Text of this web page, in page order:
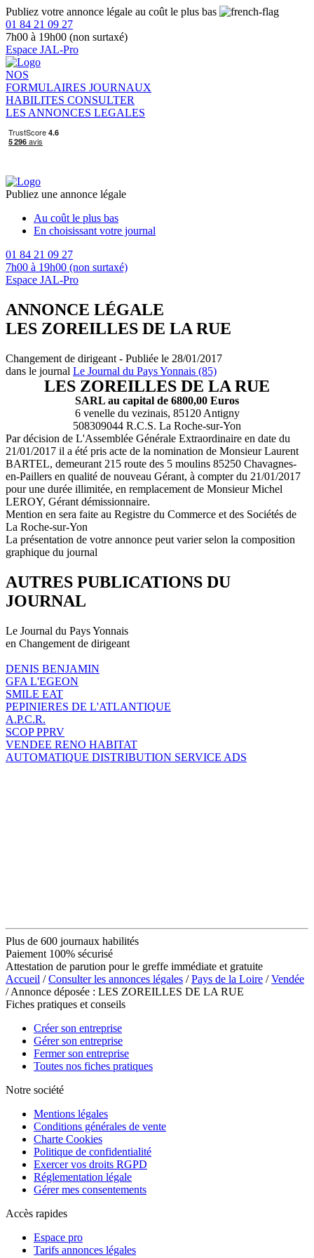
Publiez votre annonce légale au coût le plus bas
01 84 21 09 27
7h00 à 19h00 (non surtaxé)
Espace JAL-Pro
NOS
FORMULAIRES JOURNAUX
HABILITES CONSULTER
LES ANNONCES LEGALES
Publiez une annonce légale
Au coût le plus bas
En choisissant votre journal
01 84 21 09 27
7h00 à 19h00 (non surtaxé)
Espace JAL-Pro
ANNONCE LÉGALE
LES ZOREILLES DE LA RUE
Changement de dirigeant - Publiée le 28/01/2017
dans le journal Le Journal du Pays Yonnais (85)
LES ZOREILLES DE LA RUE
SARL au capital de 6800,00 Euros
6 venelle du vezinais, 85120 Antigny
508309044 R.C.S. La Roche-sur-Yon
Par décision de L'Assemblée Générale Extraordinaire en date du
21/01/2017 il a été pris acte de la nomination de Monsieur Laurent
BARTEL, demeurant 215 route des 5 moulins 85250 Chavagnes-
en-Paillers en qualité de nouveau Gérant, à compter du 21/01/2017
pour une durée illimitée, en remplacement de Monsieur Michel
LEROY, Gérant démissionnaire.
Mention en sera faite au Registre du Commerce et des Sociétés de
La Roche-sur-Yon
La présentation de votre annonce peut varier selon la composition
graphique du journal
AUTRES PUBLICATIONS DU
JOURNAL
Le Journal du Pays Yonnais
en Changement de dirigeant
DENIS BENJAMIN
GFA L'EGEON
SMILE EAT
PEPINIERES DE L'ATLANTIQUE
A.P.C.R.
SCOP PPRV
VENDEE RENO HABITAT
AUTOMATIQUE DISTRIBUTION SERVICE ADS
Plus de 600 journaux habilités
Paiement 100% sécurisé
Attestation de parution pour le greffe immédiate et gratuite
Accueil /Consulter les annonces légales /Pays de la Loire /Vendée
/ Annonce déposée : LES ZOREILLES DE LA RUE
Fiches pratiques et conseils
Créer son entreprise
Gérer son entreprise
Fermer son entreprise
Toutes nos fiches pratiques
Notre société
Mentions légales
Conditions générales de vente
Charte Cookies
Politique de confidentialité
Exercer vos droits RGPD
Réglementation légale
Gérer mes consentements
Accès rapides
Espace pro
Tarifs annonces légales